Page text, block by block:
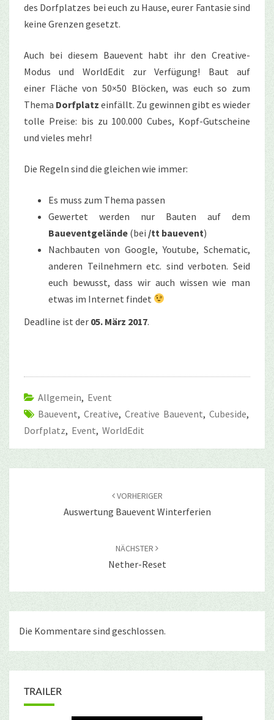
des Dorfplatzes bei euch zu Hause, eurer Fantasie sind
keine Grenzen gesetzt.
Auch bei diesem Bauevent habt ihr den Creative-
Modus und WorldEdit zur Verfügung! Baut auf
einer Fläche von 50×50 Blöcken, was euch so zum
Thema Dorfplatz einfällt. Zu gewinnen gibt es wieder
tolle Preise: bis zu 100.000 Cubes, Kopf-Gutscheine
und vieles mehr!
Die Regeln sind die gleichen wie immer:
Es muss zum Thema passen
Gewertet werden nur Bauten auf dem
Baueventgelände (bei /tt bauevent)
Nachbauten von Google, Youtube, Schematic,
anderen Teilnehmern etc. sind verboten. Seid
euch bewusst, dass wir auch wissen wie man
etwas im Internet findet
Deadline ist der 05. März 2017.
Allgemein, Event
Bauevent, Creative, Creative Bauevent, Cubeside,
Dorfplatz, Event, WorldEdit
VORHERIGER
Auswertung Bauevent Winterferien
NÄCHSTER
Nether-Reset
Die Kommentare sind geschlossen.
TRAILER